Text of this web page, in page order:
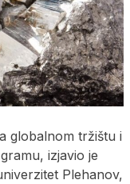
globalnom tržištu i
izjavio je
Plehanov,